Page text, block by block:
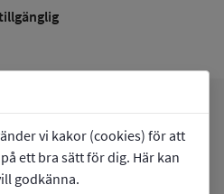
vi kakor (cookies) för att
ett bra sätt för dig. Här kan
godkänna.
Enhet 3arrow_forward